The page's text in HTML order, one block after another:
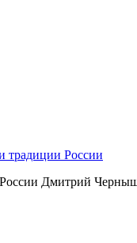
традиции России
России Дмитрий